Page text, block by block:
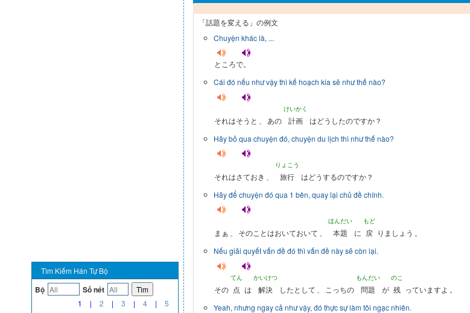
Tìm Kiếm Hán Tự Bộ
Bộ Số nét
Tìm
1
| 2 | 3 | 4 |
5
「話題を変える」の例文
Chuyện khác là, ...
ところで。
Cái đó nếu như vậy thì kế hoạch kia sẽ như thế nào?
それはそうと あの
けいかく
計画
はどうしたのですか？
Hãy bỏ qua chuyện đó, chuyện du lịch thì như thế nào?
それはさておき
りょこう
旅行
はどうするのですか？
Hãy để chuyện đó qua 1 bên, quay lại chủ đề chính.
まぁ 、 そのことはおいておいて 、
ほんだい
本題 に
もど
戻 りましょう 。
Nếu giải quyết vấn đề đó thì vấn đề này sẽ còn lại.
その
てん
点 は
かいけつ
解決 したとして こっちの
もんだい
問題 が
のこ
残 っていますよ 。
Yeah, nhưng ngay cả như vậy, đó thực sự làm tôi ngạc nhiên.